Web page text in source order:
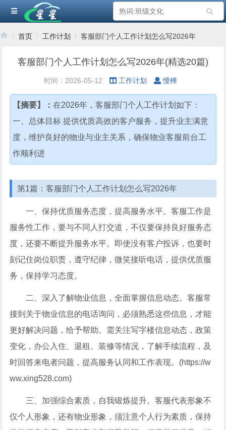
首页 工作计划
›
客服部门个人工作计划怎么写2026年
客服部门个人工作计划怎么写2026年(精选20篇)
时间：2026-05-12 工作计划 懓樺
【摘要】：在2026年，客服部门个人工作计划如下：
一、总体目标 提供优质高效的客户服务，提升业主满意
度，维护良好的物业与业主关系，确保物业客服前台工
作顺利进
第1篇：客服部门个人工作计划怎么写2026年
一、保持优质服务态度，提高服务水平。客服工作是
服务性工作，要与不同人打交道，不仅要保持良好服务态
度，还要不断提升服务水平。即使没有客户投诉，也要时
刻记住岗位职责，遵守纪律，微笑接听电话，提供优质服
务，保持学习态度。
二、深入了解物业信息，全面掌握信息动态。客服常
接到关于物业信息的电话询问，必须熟悉这些信息，才能
更好解决问题，给予帮助。需关注写字楼信息动态，政策
变化，办公入住、退租、装修等情况，了解手续流程，及
时回答来电者问题，提高服务认同和工作表现。(https://w
ww.xing528.com)
三、加强综合素质，自我锻炼提升。客服代表形象不
仅个人形象，还有物业形象，须注意个人行为素质，保持